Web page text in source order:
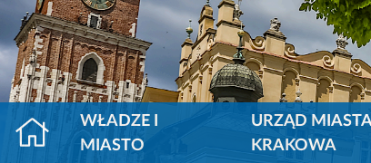
WŁADZE I
MIASTO
URZĄD MIASTA
KRAKOWA